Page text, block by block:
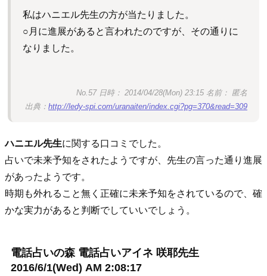
私はハニエル先生の方が当たりました。
○月に進展があると言われたのですが、その通りに
なりました。
No.57 日時： 2014/04/28(Mon) 23:15 名前： 匿名
出典： http://ledy-spi.com/uranaiten/index.cgi?pg=370&read=309
ハニエル先生に関する口コミでした。
占いで未来予知をされたようですが、先生の言った通り進展
があったようです。
時期も外れること無く正確に未来予知をされているので、確
かな実力があると判断でしていいでしょう。
電話占いの森 電話占いアイネ 咲耶先生
2016/6/1(Wed) AM 2:08:17